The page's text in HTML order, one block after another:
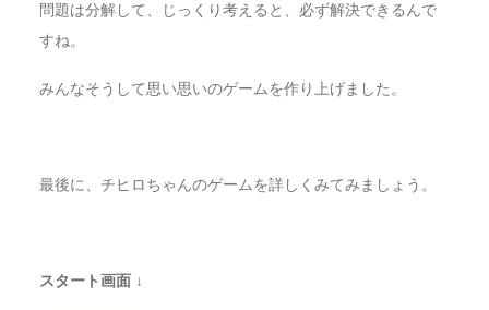
問題は分解して、じっくり考えると、必ず解決できるんで
すね。
みんなそうして思い思いのゲームを作り上げました。
最後に、チヒロちゃんのゲームを詳しくみてみましょう。
スタート画面 ↓